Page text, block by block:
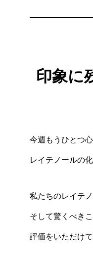
印象に
今週もうひとつ
レイテノールの
私たちのレイテ
そして驚くべき
評価をいただけ